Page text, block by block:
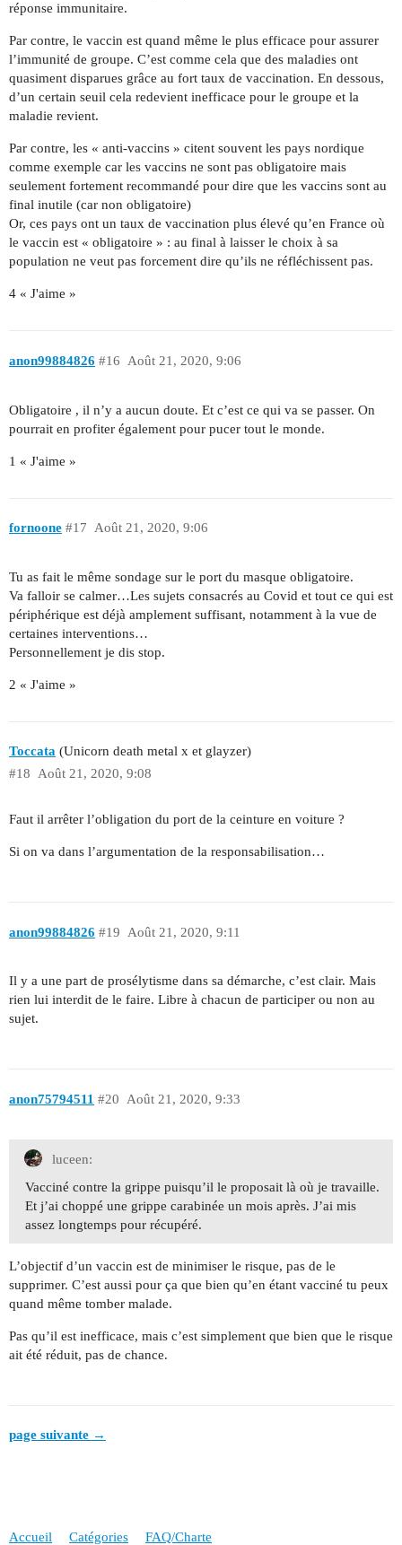
réponse immunitaire.
Par contre, le vaccin est quand même le plus efficace pour assurer
l’immunité de groupe. C’est comme cela que des maladies ont
quasiment disparues grâce au fort taux de vaccination. En dessous,
d’un certain seuil cela redevient inefficace pour le groupe et la
maladie revient.
Par contre, les « anti-vaccins » citent souvent les pays nordique
comme exemple car les vaccins ne sont pas obligatoire mais
seulement fortement recommandé pour dire que les vaccins sont au
final inutile (car non obligatoire)
Or, ces pays ont un taux de vaccination plus élevé qu’en France où
le vaccin est « obligatoire » : au final à laisser le choix à sa
population ne veut pas forcement dire qu’ils ne réfléchissent pas.
4 « J'aime »
anon99884826 Août 21, 2020, 9:06
#16
Obligatoire , il n’y a aucun doute. Et c’est ce qui va se passer. On
pourrait en profiter également pour pucer tout le monde.
1 « J'aime »
fornoone Août 21, 2020, 9:06
#17
Tu as fait le même sondage sur le port du masque obligatoire.
Va falloir se calmer…Les sujets consacrés au Covid et tout ce qui est
périphérique est déjà amplement suffisant, notamment à la vue de
certaines interventions…
Personnellement je dis stop.
2 « J'aime »
Toccata (Unicorn death metal x et glayzer)
Août 21, 2020, 9:08
#18
Faut il arrêter l’obligation du port de la ceinture en voiture ?
Si on va dans l’argumentation de la responsabilisation…
anon99884826 Août 21, 2020, 9:11
#19
Il y a une part de prosélytisme dans sa démarche, c’est clair. Mais
rien lui interdit de le faire. Libre à chacun de participer ou non au
sujet.
anon75794511 Août 21, 2020, 9:33
#20
luceen:
Vacciné contre la grippe puisqu’il le proposait là où je travaille.
Et j’ai choppé une grippe carabinée un mois après. J’ai mis
assez longtemps pour récupéré.
L’objectif d’un vaccin est de minimiser le risque, pas de le
supprimer. C’est aussi pour ça que bien qu’en étant vacciné tu peux
quand même tomber malade.
Pas qu’il est inefficace, mais c’est simplement que bien que le risque
ait été réduit, pas de chance.
page suivante →
Accueil Catégories FAQ/Charte